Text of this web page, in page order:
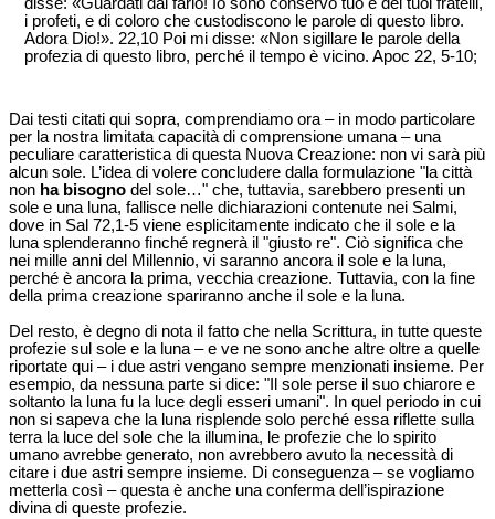
i profeti, e di coloro che custodiscono le parole di questo libro.
Adora Dio!». 22,10 Poi mi disse: «Non sigillare le parole della
profezia di questo libro, perché il tempo è vicino. Apoc 22, 5-10;
Dai testi citati qui sopra, comprendiamo ora – in modo particolare
per la nostra limitata capacità di comprensione umana – una
peculiare caratteristica di questa Nuova Creazione: non vi sarà più
alcun sole. L’idea di volere concludere dalla formulazione "la città
non ha bisogno del sole…" che, tuttavia, sarebbero presenti un
sole e una luna, fallisce nelle dichiarazioni contenute nei Salmi,
dove in Sal 72,1-5 viene esplicitamente indicato che il sole e la
luna splenderanno finché regnerà il "giusto re". Ciò significa che
nei mille anni del Millennio, vi saranno ancora il sole e la luna,
perché è ancora la prima, vecchia creazione. Tuttavia, con la fine
della prima creazione spariranno anche il sole e la luna.
Del resto, è degno di nota il fatto che nella Scrittura, in tutte queste
profezie sul sole e la luna – e ve ne sono anche altre oltre a quelle
riportate qui – i due astri vengano sempre menzionati insieme. Per
esempio, da nessuna parte si dice: "Il sole perse il suo chiarore e
soltanto la luna fu la luce degli esseri umani". In quel periodo in cui
non si sapeva che la luna risplende solo perché essa riflette sulla
terra la luce del sole che la illumina, le profezie che lo spirito
umano avrebbe generato, non avrebbero avuto la necessità di
citare i due astri sempre insieme. Di conseguenza – se vogliamo
metterla così – questa è anche una conferma dell’ispirazione
divina di queste profezie.